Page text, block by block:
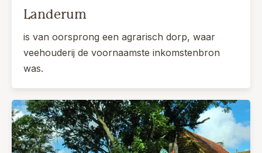
Landerum
is van oorsprong een agrarisch dorp, waar
veehouderij de voornaamste inkomstenbron
was.